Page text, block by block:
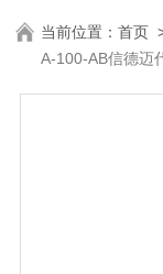
当前位置：首页
A-100-AB信德迈